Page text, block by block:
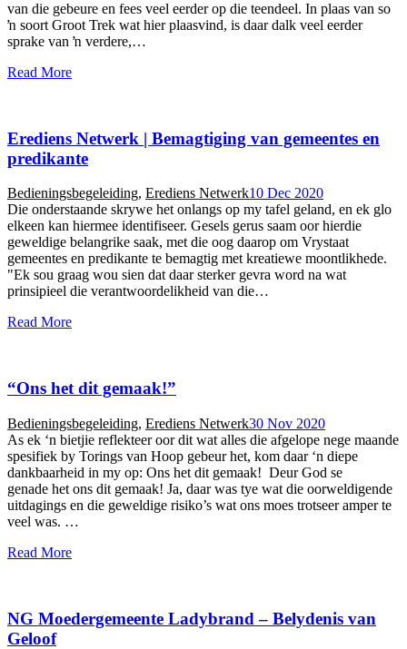
van die gebeure en fees veel eerder op die teendeel. In plaas van so
ŉ soort Groot Trek wat hier plaasvind, is daar dalk veel eerder
sprake van ŉ verdere,…
Read More
Erediens Netwerk | Bemagtiging van gemeentes en
predikante
Bedieningsbegeleiding, Erediens Netwerk10 Dec 2020
Die onderstaande skrywe het onlangs op my tafel geland, en ek glo
elkeen kan hiermee identifiseer. Gesels gerus saam oor hierdie
geweldige belangrike saak, met die oog daarop om Vrystaat
gemeentes en predikante te bemagtig met kreatiewe moontlikhede.
"Ek sou graag wou sien dat daar sterker gevra word na wat
prinsipieel die verantwoordelikheid van die…
Read More
“Ons het dit gemaak!”
Bedieningsbegeleiding, Erediens Netwerk30 Nov 2020
As ek ‘n bietjie reflekteer oor dit wat alles die afgelope nege maande
spesifiek by Torings van Hoop gebeur het, kom daar ‘n diepe
dankbaarheid in my op: Ons het dit gemaak! Deur God se
genade het ons dit gemaak! Ja, daar was tye wat die oorweldigende
uitdagings en die geweldige risiko’s wat ons moes trotseer amper te
veel was. …
Read More
NG Moedergemeente Ladybrand – Belydenis van
Geloof